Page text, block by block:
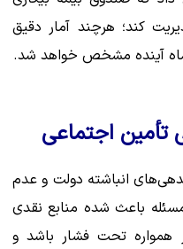
کند؛ هرچند آمار دقیق
ماه آینده مشخص خواهد شد.
تأمین اجتماعی
انباشته دولت و عدم
باعث شده منابع نقدی
همواره تحت فشار باشد و